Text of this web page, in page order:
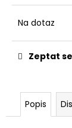
Na dotaz
Zeptat se
Popis
o
p
u
e